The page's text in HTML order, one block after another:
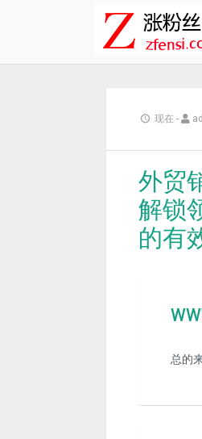
现在 -
外贸
解锁
的有
总的